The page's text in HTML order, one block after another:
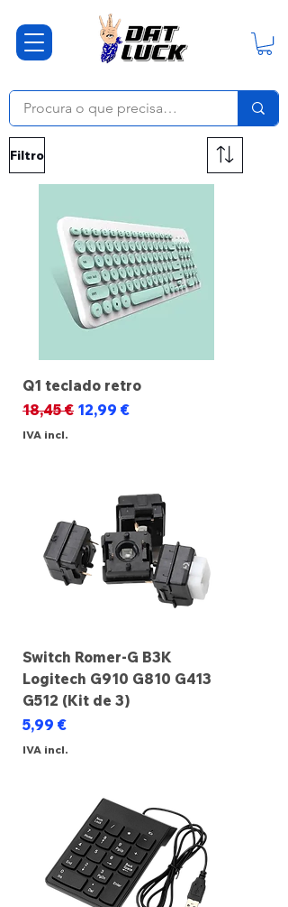
Filtro
Q1 teclado retro
Preço normal
18,45 € Preço promocional
12,99 €
IVA incl.
Switch Romer-G B3K
Logitech G910 G810 G413
G512 (Kit de 3)
Preço
5,99 €
IVA incl.